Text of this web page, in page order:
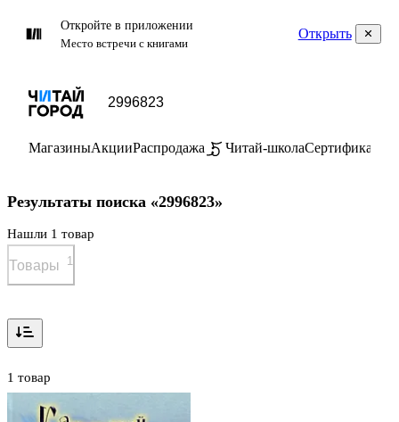
Откройте в приложении
Место встречи с книгами
Открыть
МагазиныАкцииРаспродажа Читай-школаСертификаты
Результаты поиска «2996823»
Нашли 1 товар
Товары 1
1 товар